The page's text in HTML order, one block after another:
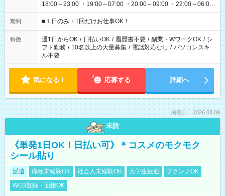
18:00～23:00 ・19:00～07:00 ・20:00～09:00 ・22:00～06:00
etc ★最短で3時間で5,120円のお仕事から 15時間で2万円近く稼
げるお仕事も！ ご希望のお時間に合わせてご紹介！ ※シフトは
ください！
期間 ■１日のみ・1回だけお仕事OK！
特徴 週1日からOK / 日払いOK / 履歴書不要 / 副業・WワークOK / シ
フト勤務 / 10名以上の大量募集 / 電話対応なし / パソコンスキ
ル不要
気になる！ 応募する 詳細へ
掲載日：2026.08.09
未読
《単発1日OK！日払い可》＊コスメのモクモク
シール貼り
派遣 職種未経験OK 社会人未経験OK 大学生歓迎
ブランクOK
WEB登録・面接OK